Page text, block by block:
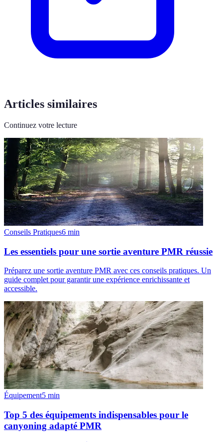
Articles similaires
Continuez votre lecture
Conseils Pratiques6 min
Les essentiels pour une sortie aventure PMR réussie
Préparez une sortie aventure PMR avec ces conseils pratiques. Un
guide complet pour garantir une expérience enrichissante et
accessible.
Équipement5 min
Top 5 des équipements indispensables pour le
canyoning adapté PMR